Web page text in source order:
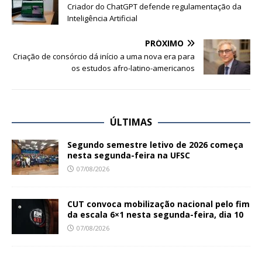
Criador do ChatGPT defende regulamentação da
Inteligência Artificial
PRÓXIMO
Criação de consórcio dá início a uma nova era para
os estudos afro-latino-americanos
ÚLTIMAS
Segundo semestre letivo de 2026 começa
nesta segunda-feira na UFSC
07/08/2026
CUT convoca mobilização nacional pelo fim
da escala 6×1 nesta segunda-feira, dia 10
07/08/2026